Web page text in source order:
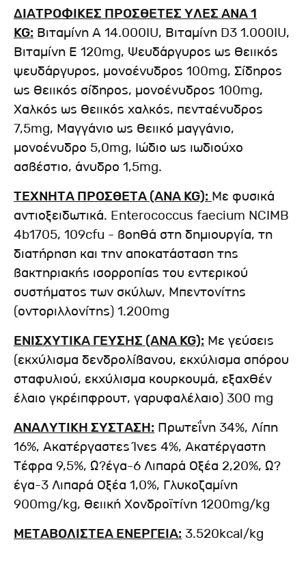
ΔΙΑΤΡΟΦΙΚΕΣ ΠΡΟΣΘΕΤΕΣ ΥΛΕΣ ΑΝΑ 1
KG: Βιταμίνη Α 14.000IU, Βιταμίνη D3 1.000IU,
Βιταμίνη Ε 120mg, Ψευδάργυρος ως θειικός
ψευδάργυρος, μονοένυδρος 100mg, Σίδηρος
ως θειικός σίδηρος, μονοένυδρος 100mg,
Χαλκός ως θειικός χαλκός, πενταένυδρος
7,5mg, Μαγγάνιο ως θειικό μαγγάνιο,
μονοένυδρο 5,0mg, Ιώδιο ως ιωδιούχο
ασβέστιο, άνυδρο 1,5mg.
ΤΕΧΝΗΤΑ ΠΡΟΣΘΕΤΑ (ΑΝΑ KG): Με φυσικά
αντιοξειδωτικά. Enterococcus faecium NCIMB
4b1705, 109cfu - βοηθά στη δημιουργία, τη
διατήρηση και την αποκατάσταση της
βακτηριακής ισορροπίας του εντερικού
συστήματος των σκύλων, Μπεντονίτης
(οντοριλλονίτης) 1.200mg
ΕΝΙΣΧΥΤΙΚΑ ΓΕΥΣΗΣ (ΑΝΑ KG): Με γεύσεις
(εκχύλισμα δενδρολίβανου, εκχύλισμα σπόρου
σταφυλιού, εκχύλισμα κουρκουμά, εξαχθέν
έλαιο γκρέιπφρουτ, γαρυφαλέλαιο) 300 mg
ΑΝΑΛΥΤΙΚΗ ΣΥΣΤΑΣΗ: Πρωτεΐνη 34%, Λίπη
16%, Ακατέργαστες Ίνες 4%, Ακατέργαστη
Τέφρα 9,5%, Ω?έγα-6 Λιπαρά Οξέα 2,20%, Ω?
έγα-3 Λιπαρά Οξέα 1,0%, Γλυκοζαμίνη
900mg/kg, Θειική Χονδροϊτίνη 1200mg/kg
ΜΕΤΑΒΟΛΙΣΤΕΑ ΕΝΕΡΓΕΙΑ: 3.520kcal/kg